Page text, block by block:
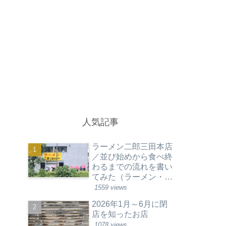
人気記事
ラーメン二郎三田本店
／並び始めから食べ終
わるまでの流れを書い
てみた（ラーメン・東
京都港区）
1559 views
2026年1月～6月に閉
店を知ったお店